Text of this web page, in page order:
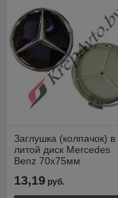
Заглушка (колпачок) в
литой диск Mercedes
Benz 70х75мм
13,19 руб.